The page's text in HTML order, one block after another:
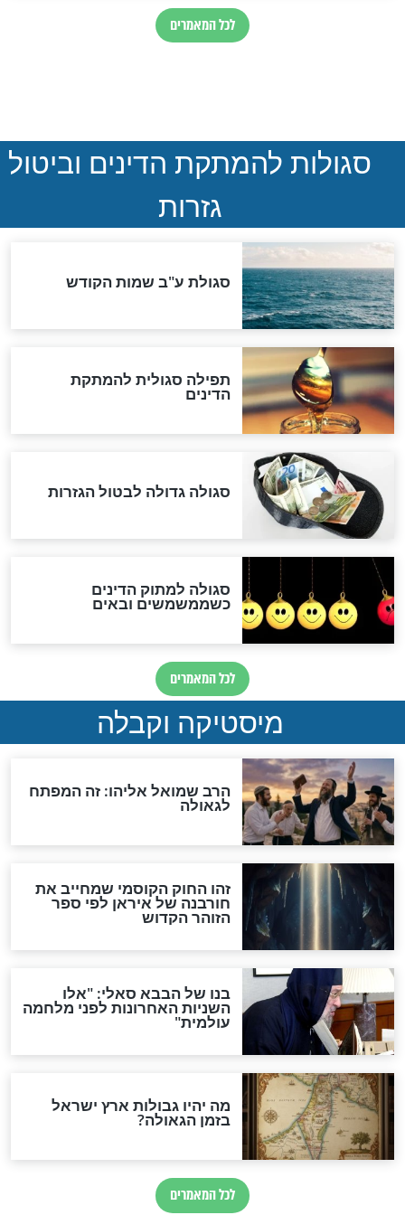
סימני שאלה
במרתפי מוסקבה: כתב היד
הנדיר של הרשב"ם התגלה
"מודה לקב"ה על כל השנים"
"נביא בעיר": מכירת המחלה
לגוי והוספת השם חזקיהו
לרפואת הרב דב הכהן קוק
לכל המאמרים
אחרית הימים
האם אפשר לחשב את הקץ?
מה יהיה בימות המשיח?
"לפני הגאולה תהיה אפיקורסות
והכחשה גדולה מאוד של
האמונה"
האם לאחר בוא המשיח יהיה
אפשר לחזור בתשובה?
לכל המאמרים